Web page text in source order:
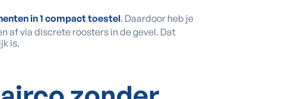
in 1 compact toestel. Daardoor heb je
af via discrete roosters in de gevel. Dat
is.